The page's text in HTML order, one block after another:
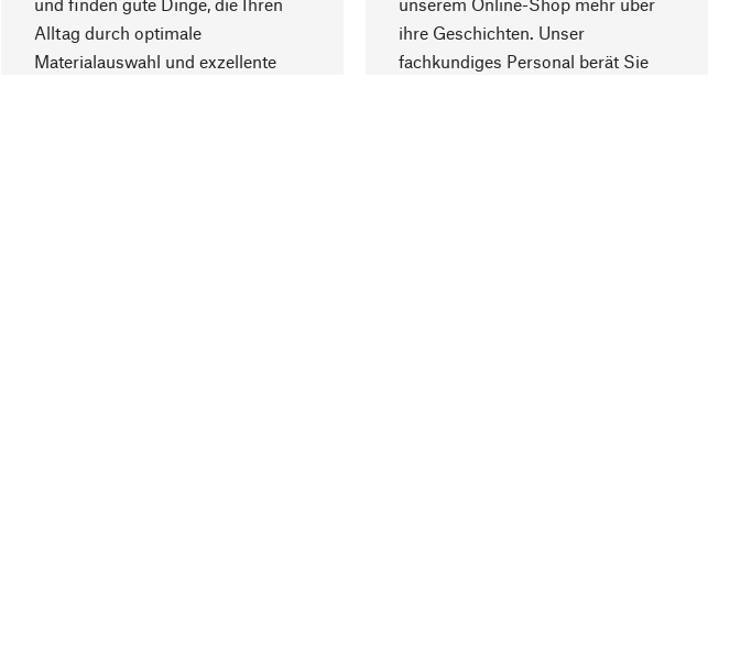
Alltag durch optimale
Materialauswahl und exzellente
ihre Geschichten. Unser
fachkundiges Personal berät Sie